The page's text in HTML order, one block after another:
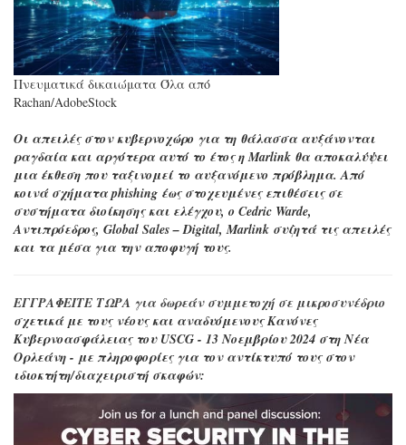
Πνευματικά δικαιώματα Όλα από
Rachan/AdobeStock
Οι απειλές στον κυβερνοχώρο για τη θάλασσα αυξάνονται
ραγδαία και αργότερα αυτό το έτος η Marlink θα αποκαλύψει
μια έκθεση που ταξινομεί το αυξανόμενο πρόβλημα. Από
κοινά σχήματα phishing έως στοχευμένες επιθέσεις σε
συστήματα διοίκησης και ελέγχου, ο Cedric Warde,
Αντιπρόεδρος, Global Sales – Digital, Marlink συζητά τις απειλές
και τα μέσα για την αποφυγή τους.
ΕΓΓΡΑΦΕΙΤΕ ΤΩΡΑ για δωρεάν συμμετοχή σε μικροσυνέδριο
σχετικά με τους νέους και αναδυόμενους Κανόνες
Κυβερνοασφάλειας του USCG - 13 Νοεμβρίου 2024 στη Νέα
Ορλεάνη - με πληροφορίες για τον αντίκτυπό τους στον
ιδιοκτήτη/διαχειριστή σκαφών: